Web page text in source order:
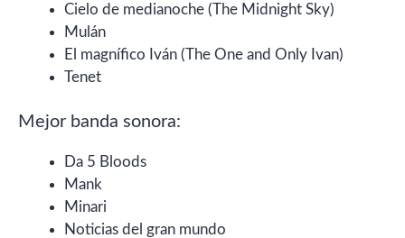
Cielo de medianoche (The Midnight Sky)
Mulán
El magnífico Iván (The One and Only Ivan)
Tenet
Mejor banda sonora:
Da 5 Bloods
Mank
Minari
Noticias del gran mundo